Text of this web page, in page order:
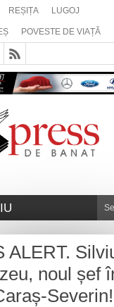
REȘIȚA LUGOJ
POVESTE DE VIAȚĂ
ALERT.
noul șef
Severin!